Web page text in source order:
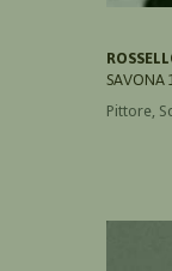
SAVONA
Pittore,